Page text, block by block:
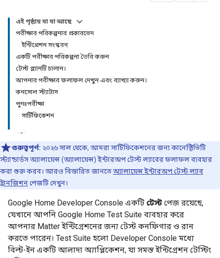
এই পৃষ্ঠায় যা যা আছে
পরীক্ষার পরিকল্পনার প্রকারভেদ
ইন্টিগ্রেশন সংস্করণ
একটি পরীক্ষার পরিকল্পনা তৈরি করুন
টেস্ট প্ল্যানটি চালান।
আপনার পরীক্ষার ফলাফল দেখুন এবং ব্যাখ্যা করুন।
কনসোল স্ট্যাটাস
পুনঃপরীক্ষা
সার্টিফিকেশন
গুরুত্বপূর্ণ: ২০২৬ সাল থেকে, আমরা সার্টিফিকেশনের জন্য কানেক্টিভিটি
স্ট্যান্ডার্ডস অ্যালায়েন্স (অ্যালায়েন্স) ইন্টারঅপ টেস্ট ল্যাবের ফলাফল ব্যবহার
করা শুরু করব। আরও বিস্তারিত জানতেঅ্যালায়েন্স ইন্টারঅপ টেস্ট ল্যাব
ট্রানজিশন পেজটি দেখুন।
Google Home Developer Console একটি টেস্ট পেজ রয়েছে,
যেখানে আপনি Google Home Test Suite ব্যবহার করে
আপনার Matterইন্টিগ্রেশনের জন্য টেস্ট কনফিগার ও রান
করতে পারেন। Test Suite হলো Developer Console মধ্যে
বিল্ট-ইন একটি আলাদা অ্যাপ্লিকেশন, যা সমস্ত ইন্টিগ্রেশন টেস্টিং